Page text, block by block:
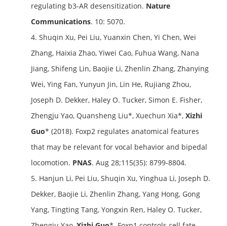
regulating b3-AR desensitization. Nature
Communications. 10: 5070.
4. Shuqin Xu, Pei Liu, Yuanxin Chen, Yi Chen, Wei
Zhang, Haixia Zhao, Yiwei Cao, Fuhua Wang, Nana
Jiang, Shifeng Lin, Baojie Li, Zhenlin Zhang, Zhanying
Wei, Ying Fan, Yunyun Jin, Lin He, Rujiang Zhou,
Joseph D. Dekker, Haley O. Tucker, Simon E. Fisher,
Zhengju Yao, Quansheng Liu*, Xuechun Xia*, Xizhi
Guo* (2018). Foxp2 regulates anatomical features
that may be relevant for vocal behavior and bipedal
locomotion. PNAS. Aug 28;115(35): 8799-8804.
5. Hanjun Li, Pei Liu, Shuqin Xu, Yinghua Li, Joseph D.
Dekker, Baojie Li, Zhenlin Zhang, Yang Hong, Gong
Yang, Tingting Tang, Yongxin Ren, Haley O. Tucker,